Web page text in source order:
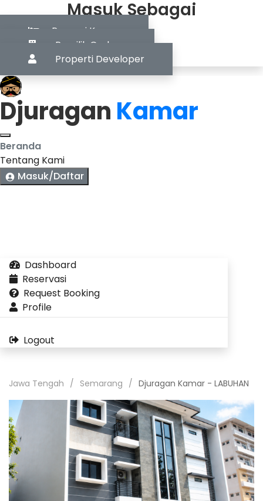
Masuk Sebagai
Pencari Kamar
Pemilik Gedung
Properti Developer
Djuragan Kamar
Beranda
Tentang Kami
Masuk/Daftar
Dashboard
Reservasi
Request Booking
Profile
Logout
Jawa Tengah Semarang Djuragan Kamar - LABUHAN